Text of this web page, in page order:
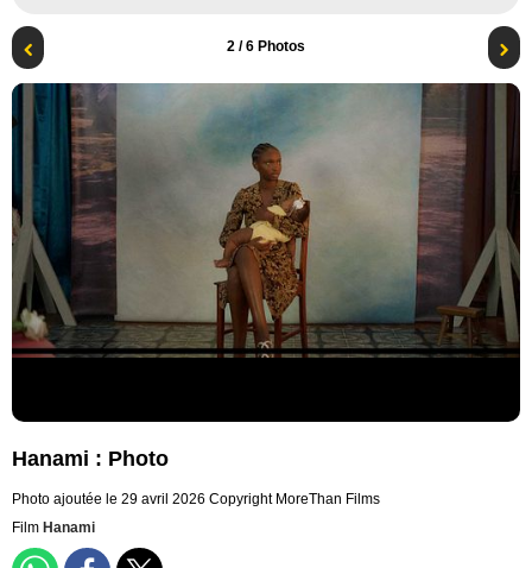
2 / 6 Photos
Hanami : Photo
Photo ajoutée le 29 avril 2026 Copyright MoreThan Films
Film Hanami